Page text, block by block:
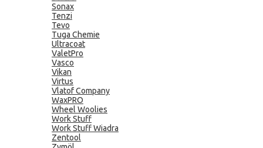
Sonax
Tenzi
Tevo
Tuga Chemie
Ultracoat
ValetPro
Vasco
Vikan
Virtus
Vlatof Company
WaxPRO
Wheel Woolies
Work Stuff
Work Stuff Wiadra
Zentool